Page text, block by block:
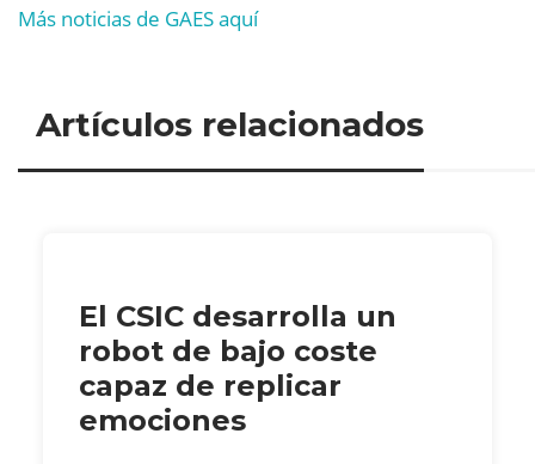
Más noticias de GAES aquí
Artículos relacionados
El CSIC desarrolla un
robot de bajo coste
capaz de replicar
emociones